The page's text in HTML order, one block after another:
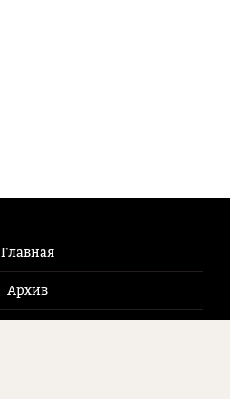
Главная
Архив